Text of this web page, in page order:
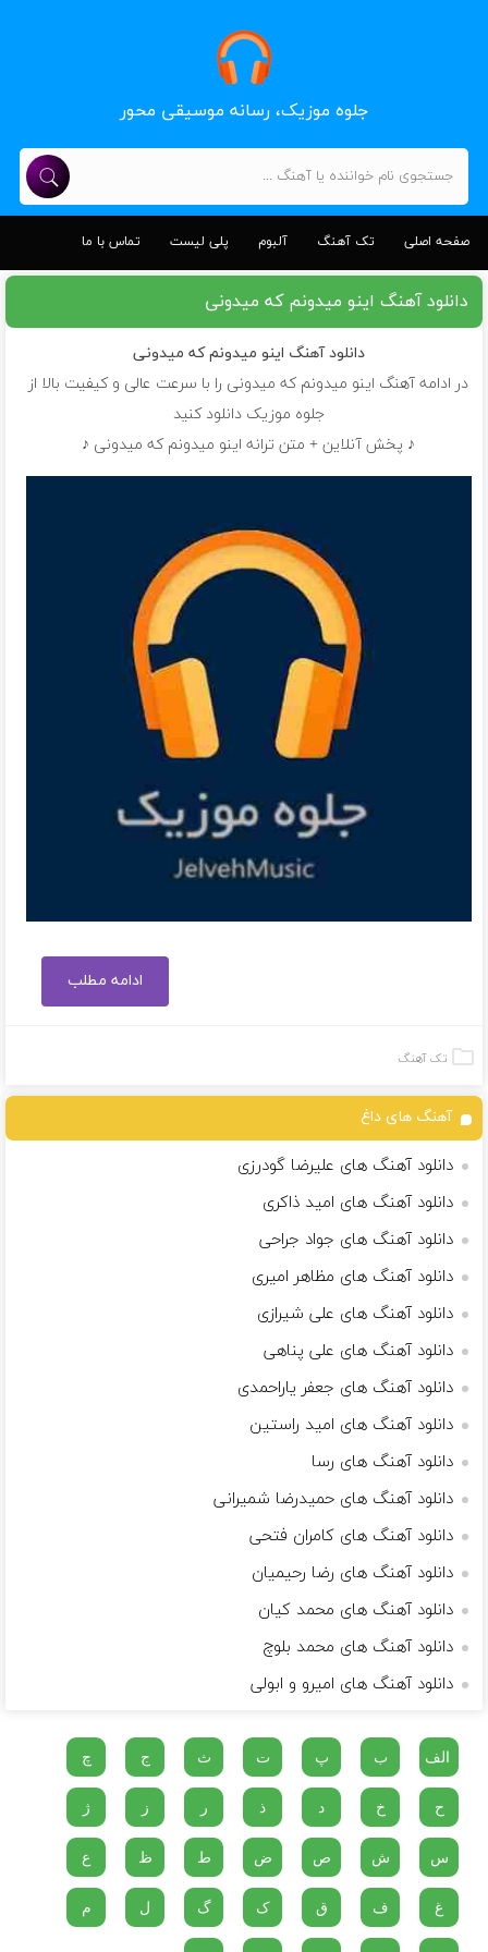
جلوه موزیک، رسانه موسیقی محور
صفحه اصلی تک آهنگ آلبوم پلی لیست تماس با ما
دانلود آهنگ اینو میدونم که میدونی
دانلود آهنگ اینو میدونم که میدونی
در ادامه آهنگ اینو میدونم که میدونی را با سرعت عالی و کیفیت بالا از
جلوه موزیک دانلود کنید
♪ پخش آنلاین + متن ترانه اینو میدونم که میدونی ♪
ادامه مطلب
تک آهنگ
آهنگ های داغ
دانلود آهنگ های علیرضا گودرزی
دانلود آهنگ های امید ذاکری
دانلود آهنگ های جواد جراحی
دانلود آهنگ های مظاهر امیری
دانلود آهنگ های علی شیرازی
دانلود آهنگ های علی پناهی
دانلود آهنگ های جعفر یاراحمدی
دانلود آهنگ های امید راستین
دانلود آهنگ های رسا
دانلود آهنگ های حمیدرضا شمیرانی
دانلود آهنگ های کامران فتحی
دانلود آهنگ های رضا رحیمیان
دانلود آهنگ های محمد کیان
دانلود آهنگ های محمد بلوچ
دانلود آهنگ های امیرو و ابولی
الف ب پ ت ث ج چ
ح خ د ذ ر ز ژ
س ش ص ض ط ظ ع
غ ف ق ک گ ل م